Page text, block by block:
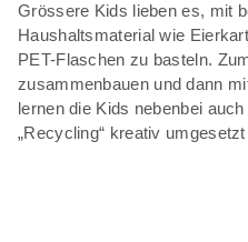
Grössere Kids lieben es, mit
Haushaltsmaterial wie
PET-Flaschen zu basteln.
zusammenbauen und dann
lernen die Kids nebenbei
„Recycling“ kreativ